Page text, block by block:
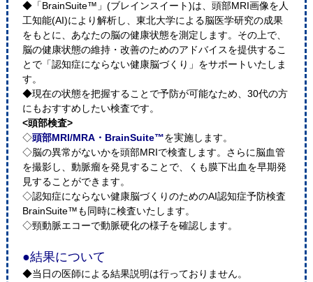
◆「BrainSuite™」(ブレインスイート)は、頭部MRI画像を人
工知能(AI)により解析し、東北大学による脳医学研究の成果
をもとに、あなたの脳の健康状態を測定します。その上で、
脳の健康状態の維持・改善のためのアドバイスを提供するこ
とで「認知症にならない健康脳づくり」をサポートいたしま
す。
◆現在の状態を把握することで予防が可能なため、30代の方
にもおすすめしたい検査です。
<頭部検査>
◇頭部MRI/MRA・BrainSuite™を実施します。
◇脳の異常がないかを頭部MRIで検査します。さらに脳血管
を撮影し、動脈瘤を発見することで、くも膜下出血を早期発
見することができます。
◇認知症にならない健康脳づくりのためのAI認知症予防検査
BrainSuite™も同時に検査いたします。
◇頸動脈エコーで動脈硬化の様子を確認します。
●結果について
◆当日の医師による結果説明は行っておりません。